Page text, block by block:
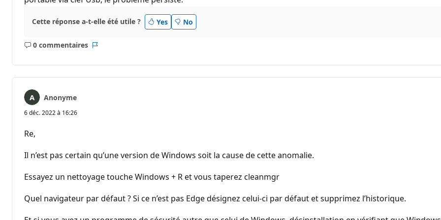
Cette réponse a-t-elle été utile ? Yes No
0 commentaires
Aucun
Anonyme
6 déc. 2022 à 16:26
Re,
Il n’est pas certain qu’une version de Windows soit la cause de cette anomalie.
Essayez un nettoyage touche Windows + R et vous taperez cleanmgr
Quel navigateur par défaut ? Si ce n’est pas Edge désignez celui-ci par défaut et supprimez l’historique.